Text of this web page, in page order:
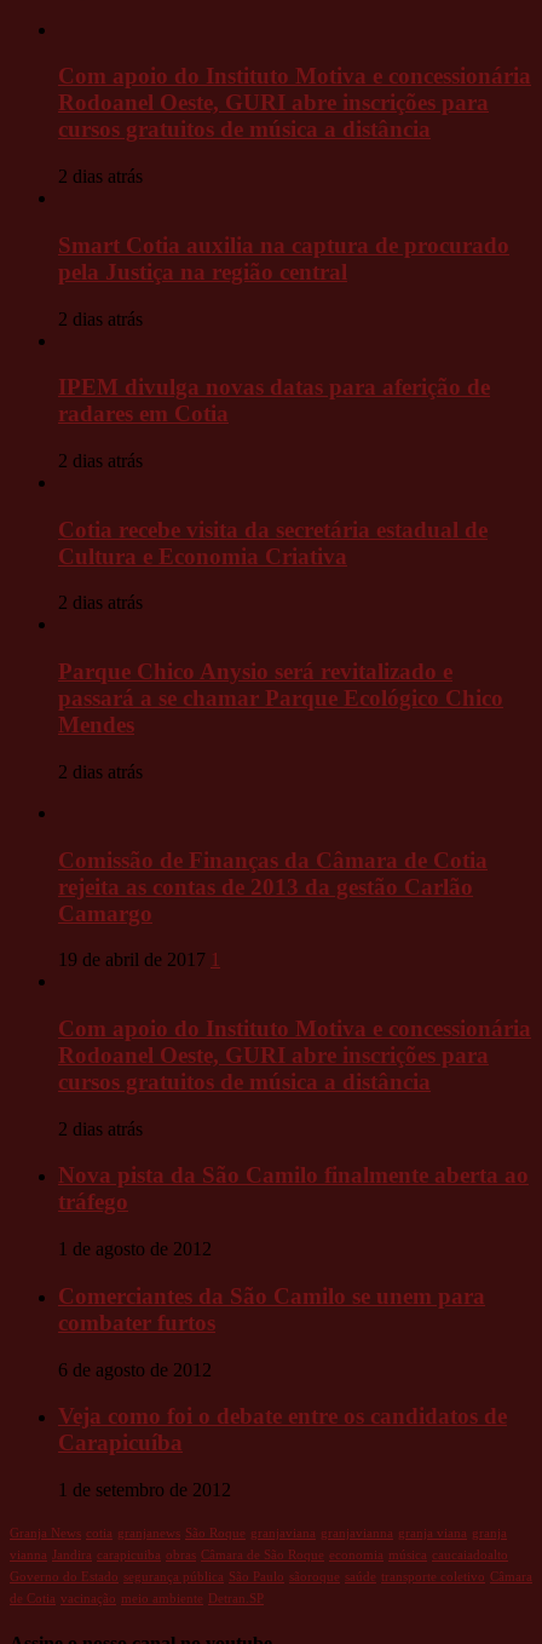
Com apoio do Instituto Motiva e concessionária
Rodoanel Oeste, GURI abre inscrições para
cursos gratuitos de música a distância
2 dias atrás
Smart Cotia auxilia na captura de procurado
pela Justiça na região central
2 dias atrás
IPEM divulga novas datas para aferição de
radares em Cotia
2 dias atrás
Cotia recebe visita da secretária estadual de
Cultura e Economia Criativa
2 dias atrás
Parque Chico Anysio será revitalizado e
passará a se chamar Parque Ecológico Chico
Mendes
2 dias atrás
Comissão de Finanças da Câmara de Cotia
rejeita as contas de 2013 da gestão Carlão
Camargo
19 de abril de 2017 1
Com apoio do Instituto Motiva e concessionária
Rodoanel Oeste, GURI abre inscrições para
cursos gratuitos de música a distância
2 dias atrás
Nova pista da São Camilo finalmente aberta ao
tráfego
1 de agosto de 2012
Comerciantes da São Camilo se unem para
combater furtos
6 de agosto de 2012
Veja como foi o debate entre os candidatos de
Carapicuíba
1 de setembro de 2012
Granja News cotia granjanews São Roque granjaviana granjavianna granja viana granja
vianna
Jandira carapicuiba obras Câmara de São Roque economia música caucaiadoalto
Governo do Estado segurança pública São Paulo sãoroque saúde transporte coletivo Câmara
de Cotia vacinação meio ambiente Detran.SP